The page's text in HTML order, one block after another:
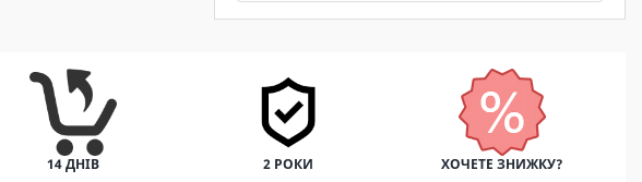
14 ДНІВ
2 РОКИ
ХОЧЕТЕ ЗНИЖКУ?